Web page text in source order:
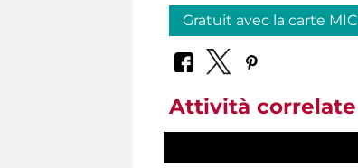
Gratuit avec la carte MIC
Attività correlate